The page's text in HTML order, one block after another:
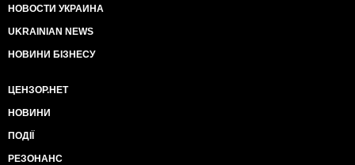
НОВОСТИ УКРАИНА
UKRAINIAN NEWS
НОВИНИ БІЗНЕСУ
ЦЕНЗОР.НЕТ
НОВИНИ
ПОДІЇ
РЕЗОНАНС